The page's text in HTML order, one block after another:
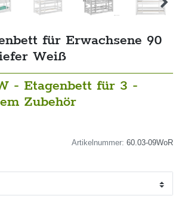
für Erwachsene 90
Weiß
- Etagenbett für 3 -
Zubehör
Artikelnummer: 60.03-09WoR